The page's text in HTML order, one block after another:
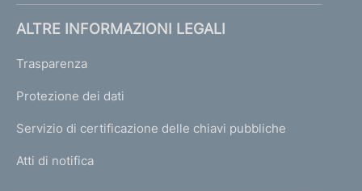
ALTRE INFORMAZIONI LEGALI
Trasparenza
Protezione dei dati
Servizio di certificazione delle chiavi pubbliche
Atti di notifica